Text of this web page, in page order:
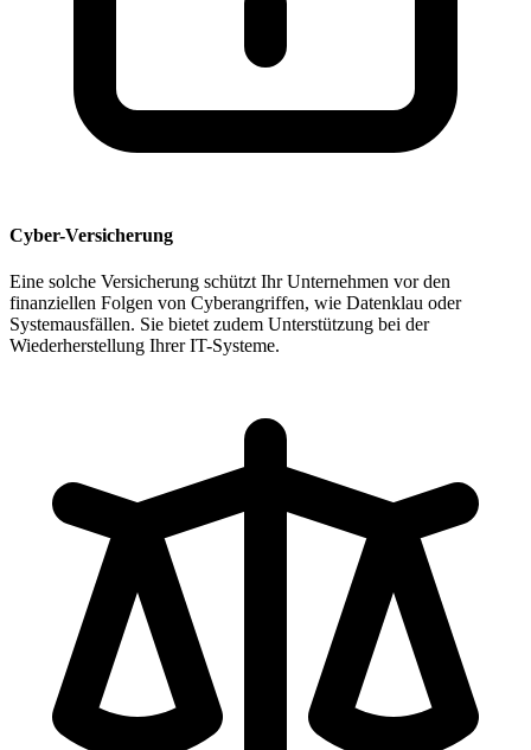
Cyber-Versicherung
Eine solche Versicherung schützt Ihr Unternehmen vor den
finanziellen Folgen von Cyberangriffen, wie Datenklau oder
Systemausfällen. Sie bietet zudem Unterstützung bei der
Wiederherstellung Ihrer IT-Systeme.